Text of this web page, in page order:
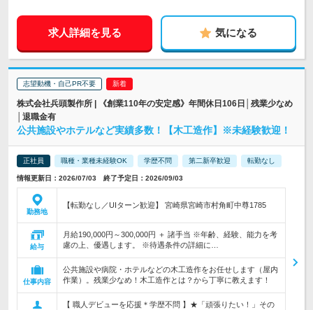
求人詳細を見る 気になる
志望動機・自己PR不要
株式会社兵頭製作所 | 《創業110年の安定感》年間休日106日│残業少なめ
│退職金有
公共施設やホテルなど実績多数！【木工造作】※未経験歓迎！
正社員 職種・業種未経験OK 学歴不問 第二新卒歓迎 転勤なし
情報更新日：2026/07/03 終了予定日：2026/09/03
勤務地
【転勤なし／UIターン歓迎】 宮崎県宮崎市村角町中尊1785
給与
月給190,000円～300,000円 ＋ 諸手当 ※年齢、経験、能力を考
慮の上、優遇します。 ※待遇条件の詳細に…
仕事内容
公共施設や病院・ホテルなどの木工造作をお任せします（屋内
作業）。残業少なめ！木工造作とは？から丁寧に教えます！
【 職人デビューを応援＊学歴不問 】★「頑張りたい！」その